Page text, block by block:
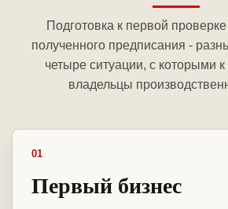
Подготовка к первой
полученного предписания -
четыре ситуации, с которыми
владельцы
01
Первый бизнес